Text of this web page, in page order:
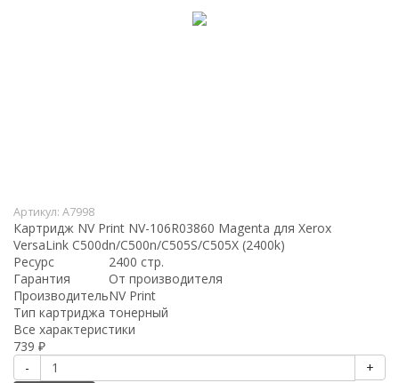
Артикул: A7998
Картридж NV Print NV-106R03860 Magenta для Xerox
VersaLink C500dn/C500n/C505S/C505X (2400k)
Ресурс
2400 стр.
Гарантия
От производителя
ПроизводительNV Print
Тип картриджа тонерный
Все характеристики
739 ₽
-
+